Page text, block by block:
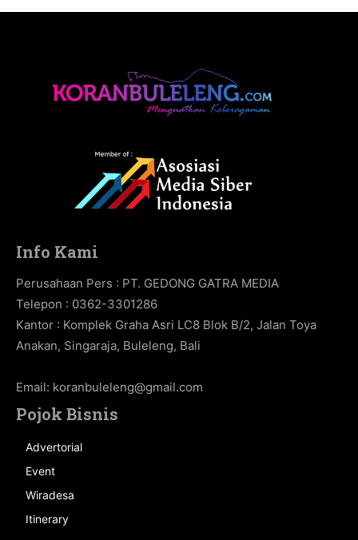
Info Kami
Perusahaan Pers : PT. GEDONG GATRA MEDIA
Telepon : 0362-3301286
Kantor : Komplek Graha Asri LC8 Blok B/2, Jalan Toya
Anakan, Singaraja, Buleleng, Bali
Email: koranbuleleng@gmail.com
Pojok Bisnis
Advertorial
Event
Wiradesa
Itinerary